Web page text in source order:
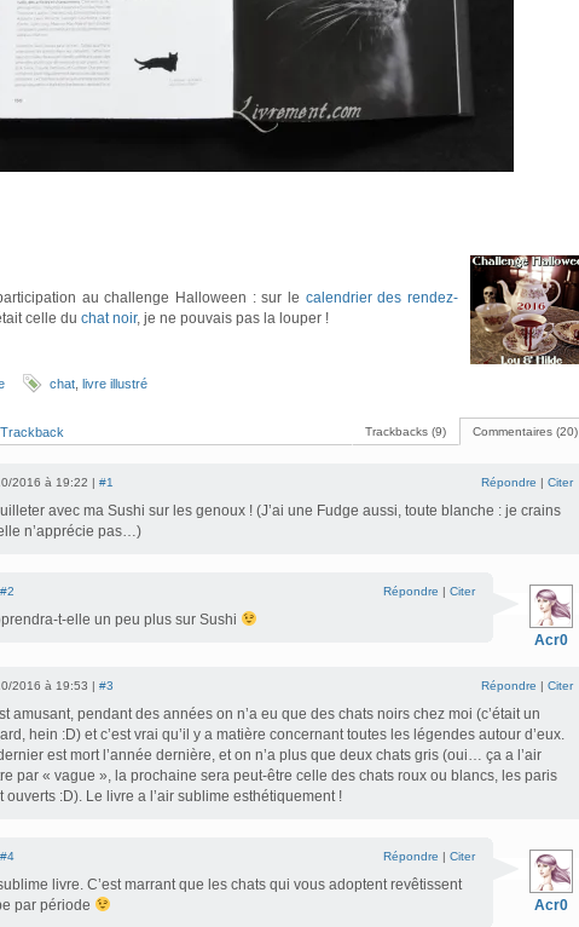
au challenge Halloween : sur le calendrier des rendez-
celle du chat noir, je ne pouvais pas la louper !
chat livre illustré
Commentaires (20)
Trackbacks (9)
Trackback
2016 à 19:22 | #1 Répondre | Citer
avec ma Sushi sur les genoux ! (J’ai une Fudge aussi, toute blanche : je crains
n’apprécie pas…)
Acr0
#2 Répondre | Citer
t-elle un peu plus sur Sushi
2016 à 19:53 | #3 Répondre | Citer
amusant, pendant des années on n’a eu que des chats noirs chez moi (c’était un
hein :D) et c’est vrai qu’il y a matière concernant toutes les légendes autour d’eux.
est mort l’année dernière, et on n’a plus que deux chats gris (oui… ça a l’air
par « vague », la prochaine sera peut-être celle des chats roux ou blancs, les paris
ouverts :D). Le livre a l’air sublime esthétiquement !
Acr0
#4 Répondre | Citer
livre. C’est marrant que les chats qui vous adoptent revêtissent
par période